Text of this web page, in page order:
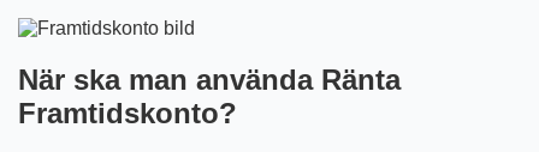
När ska man använda Ränta
Framtidskonto?